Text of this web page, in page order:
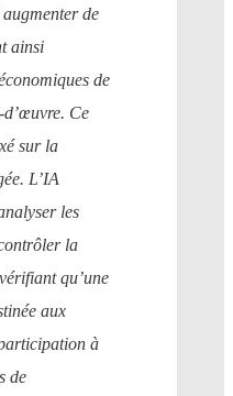
de
ainsi
de
Ce
sur la
L’IA
les
la
qu’une
aux
à
de